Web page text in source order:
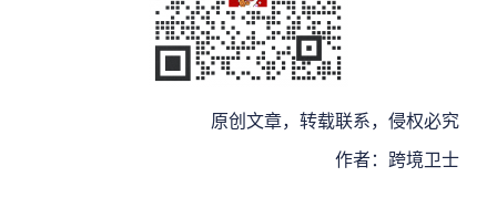
原创文章，转载联系，侵权必究
作者：跨境卫士